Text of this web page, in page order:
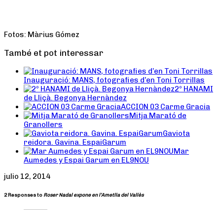
Fotos: Màrius Gómez
També et pot interessar
Inauguració: MANS, fotografies d’en Toni Torrillas
2º HANAMI
de Lliçà. Begonya Hernàndez
ACCION 03 Carme Gracia
Mitja Marató de
Granollers
Gaviota
reidora. Gavina. EspaiGarum
Mar
Aumedes y Espai Garum en EL9NOU
julio 12, 2014
2 Responses to Roser Nadal expone en l’Ametlla del Vallès